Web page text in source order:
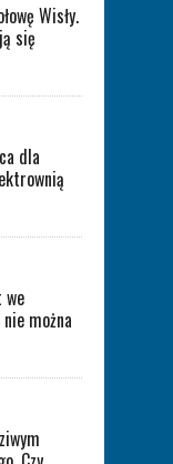
Wisły.
się
dla
we
można